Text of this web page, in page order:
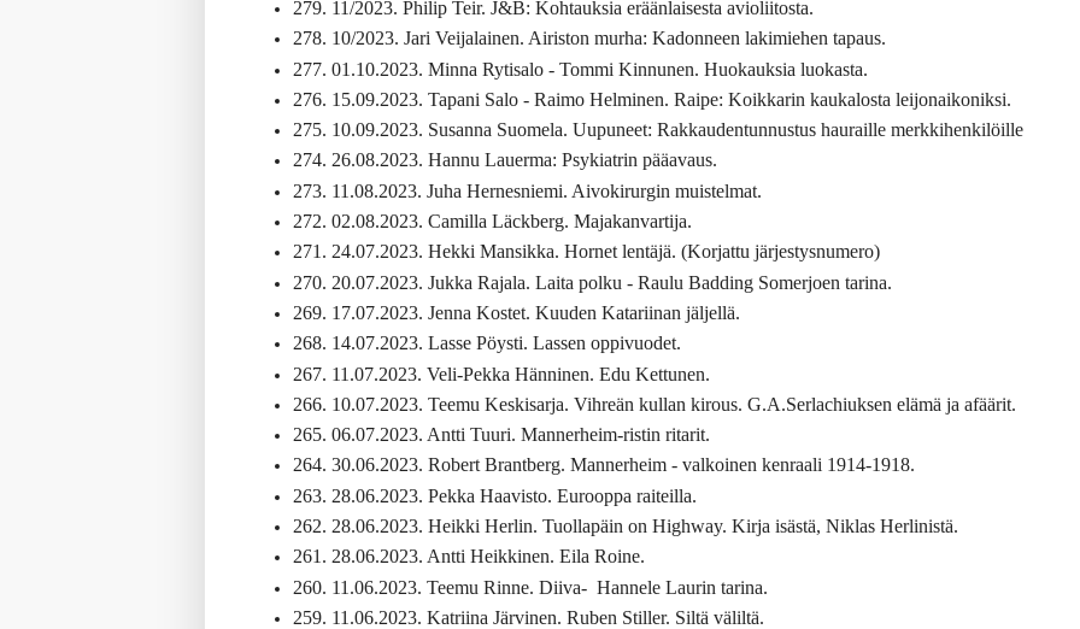
279. 11/2023. Philip Teir. J&B: Kohtauksia eräänlaisesta avioliitosta.
278. 10/2023. Jari Veijalainen. Airiston murha: Kadonneen lakimiehen tapaus.
277. 01.10.2023. Minna Rytisalo - Tommi Kinnunen. Huokauksia luokasta.
276. 15.09.2023. Tapani Salo - Raimo Helminen. Raipe: Koikkarin kaukalosta leijonaikoniksi.
275. 10.09.2023. Susanna Suomela. Uupuneet: Rakkaudentunnustus hauraille merkkihenkilöille
274. 26.08.2023. Hannu Lauerma: Psykiatrin pääavaus.
273. 11.08.2023. Juha Hernesniemi. Aivokirurgin muistelmat.
272. 02.08.2023. Camilla Läckberg. Majakanvartija.
271. 24.07.2023. Hekki Mansikka. Hornet lentäjä. (Korjattu järjestysnumero)
270. 20.07.2023. Jukka Rajala. Laita polku - Raulu Badding Somerjoen tarina.
269. 17.07.2023. Jenna Kostet. Kuuden Katariinan jäljellä.
268. 14.07.2023. Lasse Pöysti. Lassen oppivuodet.
267. 11.07.2023. Veli-Pekka Hänninen. Edu Kettunen.
266. 10.07.2023. Teemu Keskisarja. Vihreän kullan kirous. G.A.Serlachiuksen elämä ja afäärit.
265. 06.07.2023. Antti Tuuri. Mannerheim-ristin ritarit.
264. 30.06.2023. Robert Brantberg. Mannerheim - valkoinen kenraali 1914-1918.
263. 28.06.2023. Pekka Haavisto. Eurooppa raiteilla.
262. 28.06.2023. Heikki Herlin. Tuollapäin on Highway. Kirja isästä, Niklas Herlinistä.
261. 28.06.2023. Antti Heikkinen. Eila Roine.
260. 11.06.2023. Teemu Rinne. Diiva- Hannele Laurin tarina.
259. 11.06.2023. Katriina Järvinen. Ruben Stiller. Siltä väliltä.